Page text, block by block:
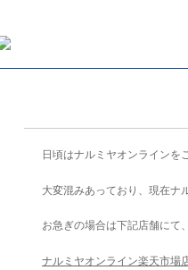
日頃はナルミヤオンラインを
大変混みあっており、現在ナ
お急ぎの場合は下記店舗にて
ナルミヤオンライン楽天市場